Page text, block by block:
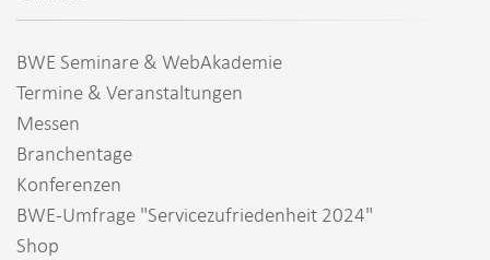
BWE Seminare & WebAkademie
Termine & Veranstaltungen
Messen
Branchentage
Konferenzen
BWE-Umfrage "Servicezufriedenheit 2024"
Shop